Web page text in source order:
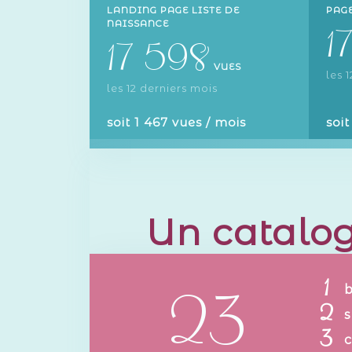
LANDING PAGE LISTE DE
NAISSANCE
17 598 VUES
les 12 derniers mois
soit 1 467 vues / mois
les
soit
Un
23 1
2
3